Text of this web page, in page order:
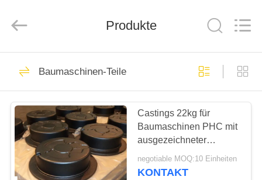
HAUS
PRODUKTE
ÜBER
UNS
Factory.
Developed
Gussteile
Produkte
Baumaschinen-Teile
Castings 22kg für
Baumaschinen PHC mit
ausgezeichneter
Endbeschichtung
negotiable MOQ:10 Einheiten
KONTAKT